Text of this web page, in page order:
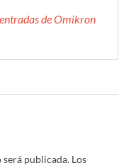
de Omikron
publicada. Los